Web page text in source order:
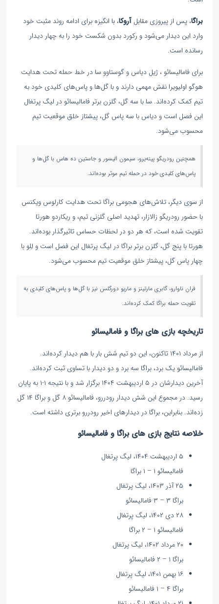
براگا، پس از پیروزی مقابلآروکا، با انگیزه برای ادامه روند مثبت خود
وارد این دیدار می‌شود و رکورد بدون شکست خود را به چهار دیدار
رسانده است.
برای فامالیسائو ، ژیل دیاس و گوستاوو سا در خط حمله تحت هدایت
هوگو اولیویرا نقش مهمی دارند و با گل‌ها و پاس‌های کلیدی خود به
تیم کمک کرده‌اند. سا با سه گل، گلزن برتر فامالیسائو در لیگ پرتغال
این فصل است و دیاس با سه پاس گل، پیشتاز خلق موقعیت تیم
محسوب می‌شود.
همچنین رودریگو پینه‌یرو، سیمون الیسور و جاستین ده هاس با گل‌ها و
پاس‌های کلیدی خود در حمله تیم موثر بوده‌اند.
از سوی دیگر، تلاش‌های هجومی براگا تحت هدایت کارلوس ویکنس
با حضور رودریگو زالازار، تهدید اصلی گلزنی تیم، و ریکاردو هورتا
تقویت شده است، که هر دو در لحظات حساس تاثیرگذار بوده‌اند.
هورتا با پنج گل، گلزن برتر براگا در لیگ پرتغال این فصل است و لِلو با
چهار پاس گل، پیشتاز خلق موقعیت تیم محسوب می‌شود.
فران ناوارو، گابری مارتینز و ماریو دورگلس نیز با گل‌ها و پاس‌های کلیدی به
تقویت حمله براگا کمک کرده‌اند.
تاریخچه بازی های براگا و فامالیسائو
از مرداد ۱۴۰۱ تاکنون، این دو تیم شش بار با هم دیدار کرده‌اند.
فامالیسائو یک برد، براگا سه برد و دو دیدار با تساوی ثبت کرده‌اند.
آخرین دیدارشان در ۵ اردیبهشت ۱۴۰۴ برگزار شد و با نتیجه ۱-۱ به پایان
رسید. در مجموع این شش دیدار رودررو، فامالیسائو ۸ گل و براگا ۱۴ گل
زده‌اند. بنابراین، براگا در دیدارهای اخیر رودررو برتری داشته است.
خلاصه نتایج بازی های براگا و فامالیسائو
۵ اردیبهشت ۱۴۰۴، لیگ پرتغال
فامالیسائو ۱ – ۱ براگا
۲۵ آذر ۱۴۰۳، لیگ پرتغال
براگا ۳ – ۳ فامالیسائو
۲۸ دی ۱۴۰۲، لیگ پرتغال
فامالیسائو ۱ – ۲ براگا
۲۰ مرداد ۱۴۰۲، لیگ پرتغال
براگا ۱ – ۲ فامالیسائو
۱۶ بهمن ۱۴۰۱، لیگ پرتغال
براگا ۴ – ۱ فامالیسائو